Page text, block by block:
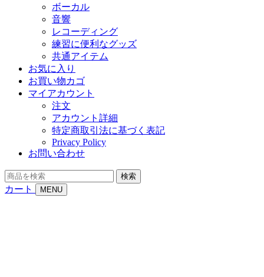
ボーカル
音響
レコーディング
練習に便利なグッズ
共通アイテム
お気に入り
お買い物カゴ
マイアカウント
注文
アカウント詳細
特定商取引法に基づく表記
Privacy Policy
お問い合わせ
商
品
検索
カート MENU